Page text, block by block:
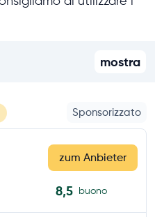
mostra
Sponsorizzato
zum Anbieter
8,5 buono